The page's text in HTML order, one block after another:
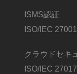
ISMS認証
ISO/IEC
クラウドセキ
ISO/IEC